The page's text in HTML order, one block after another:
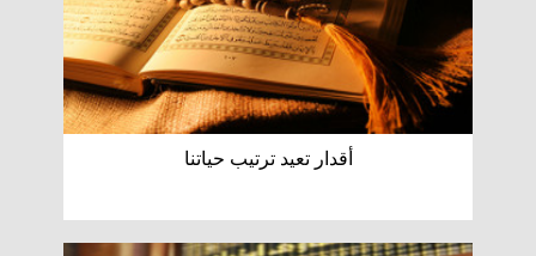
أقدار تعيد ترتيب حياتنا